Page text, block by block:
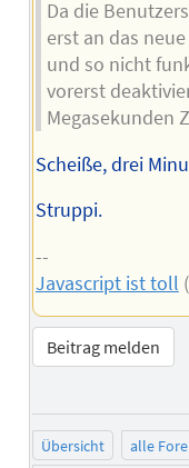
Da die
erst an das
und so nicht
vorerst
Megasekunden
Scheiße, drei
Struppi.
--
Javascript ist toll
Beitrag melden
Übersicht alle